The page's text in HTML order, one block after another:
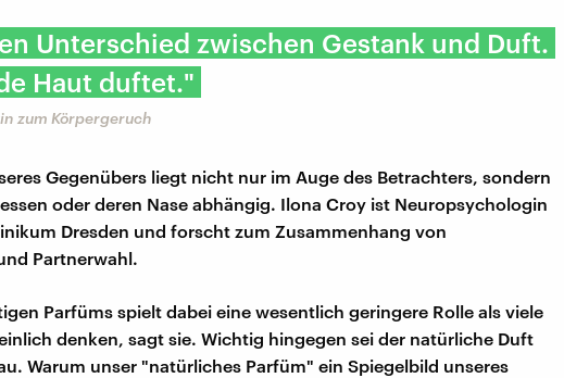
Unterschied zwischen Gestank und Duft.
Haut duftet."
zum Körpergeruch
Gegenübers liegt nicht nur im Auge des Betrachters, sondern
oder deren Nase abhängig. Ilona Croy ist Neuropsychologin
Dresden und forscht zum Zusammenhang von
Partnerwahl.
Parfüms spielt dabei eine wesentlich geringere Rolle als viele
denken, sagt sie. Wichtig hingegen sei der natürliche Duft
Warum unser "natürliches Parfüm" ein Spiegelbild unseres